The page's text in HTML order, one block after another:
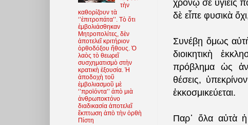
χρόνῳ σὲ ὑγιεῖς
δὲ εἶπε φυσικὰ
Συνέβῃ ὅμως
διοικητικὴ
πρόβλημα ὡς
θέσεις,
ἐκκοσμικεύεται.
Παρ᾿ ὅλα αὐτὰ
τὴν
καθορίζουν τὰ
‘’ἐπιτροπάτα’’. Τὸ ὅτι
ἐμβολιάσθηκαν
Μητροπολίτες, δὲν
ἀποτελεῖ κριτήριον
ὀρθοδόξου ἤθους. Ὁ
λαὸς τὸ θεωρεῖ
συσχηματισμὸ στὴν
κρατικὴ ἐξουσία. Ἡ
ἀποδοχὴ τοῦ
ἐμβολιασμοῦ μὲ
‘’προϊόντα’’ ἀπὸ μιὰ
ἀνθρωποκτόνο
διαδικασία ἀποτελεῖ
ἔκπτωση ἀπὸ τὴν ὀρθὴ
Πίστη